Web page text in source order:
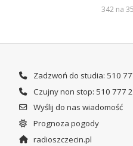
342 na
Zadzwoń do studia: 510
Czujny non stop: 510 777
Wyślij do nas wiadomość
Prognoza pogody
radioszczecin.pl